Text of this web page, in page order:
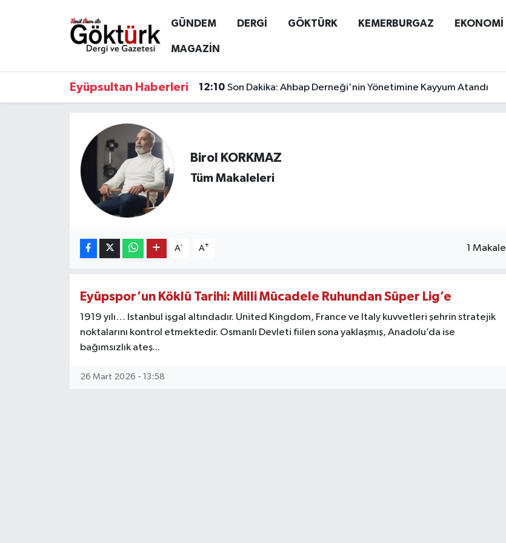
GÜNDEM DERGİ GÖKTÜRK KEMERBURGAZ EKONOMİ
MAGAZİN
Eyüpsultan Haberleri 12:10 Son Dakika: Ahbap Derneği'nin Yönetimine Kayyum Atandı
Birol KORKMAZ
Tüm Makaleleri
A- A+ 1 Makale
Eyüpspor’un Köklü Tarihi: Milli Mücadele Ruhundan Süper Lig’e
1919 yılı… Istanbul işgal altındadır. United Kingdom, France ve Italy kuvvetleri şehrin stratejik
noktalarını kontrol etmektedir. Osmanlı Devleti fiilen sona yaklaşmış, Anadolu’da ise
bağımsızlık ateş...
26 Mart 2026 - 13:58
Anne Çocuk
KEMERBURGAZ
KÜLTÜR - SANAT
Eyüpsultan Hava Durumu
Tüm Manşetler
Son Dakika Haberleri
Haber Arşivi